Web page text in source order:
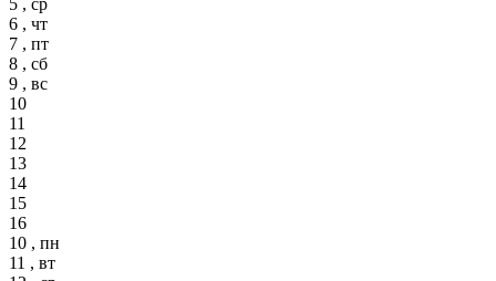
6 , чт
7 , пт
8 , сб
9 , вс
10
11
12
13
14
15
16
10 , пн
11 , вт